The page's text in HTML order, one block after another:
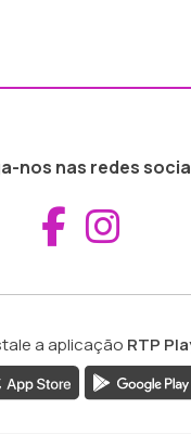
nos nas redes
a aplicação RTP